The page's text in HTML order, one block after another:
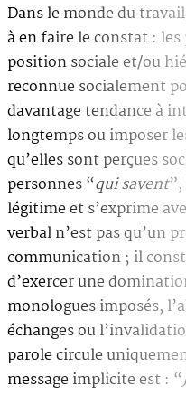
Dans le monde du
à en faire le constat :
position sociale et/ou
reconnue socialement
davantage tendance à
longtemps ou imposer
qu’elles sont perçues
personnes “qui savent
légitime et s’exprime
verbal n’est pas qu’un
communication ; il
d’exercer une
monologues imposés,
échanges ou
parole circule
message implicite est : “